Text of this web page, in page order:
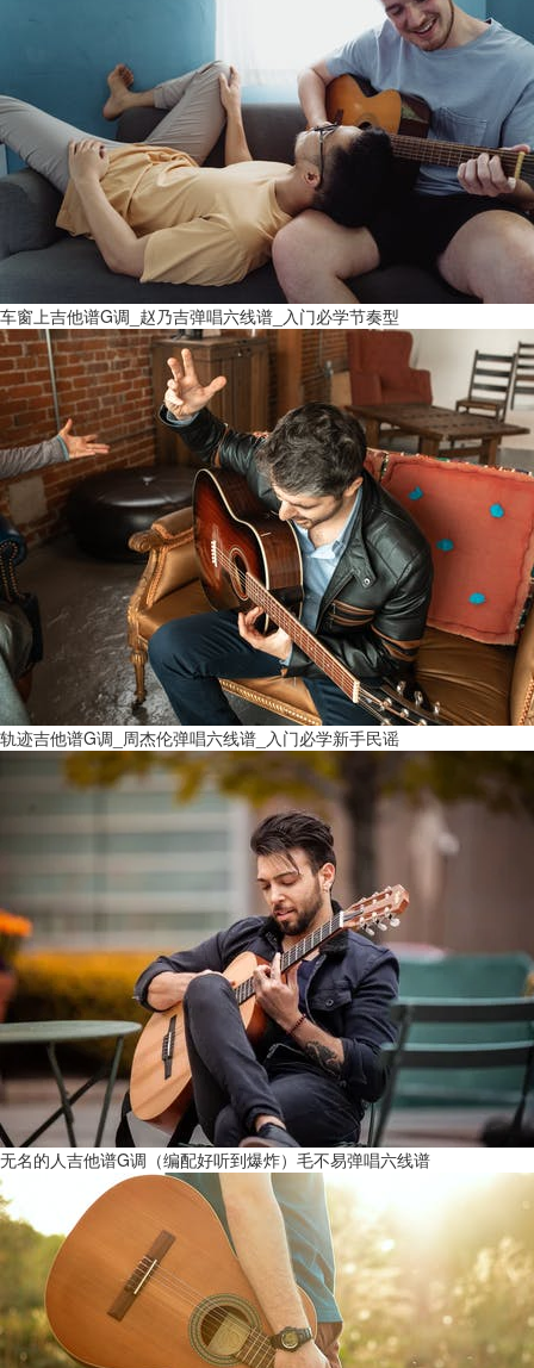
车窗上吉他谱G调_赵乃吉弹唱六线谱_入门必学节奏型
轨迹吉他谱G调_周杰伦弹唱六线谱_入门必学新手民谣
无名的人吉他谱G调（编配好听到爆炸）毛不易弹唱六线谱